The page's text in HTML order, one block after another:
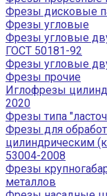
Фрезы дисковые
Фрезы угловые
Фрезы угловые
ГОСТ 50181-92
Фрезы угловые
Фрезы прочие
Иглофрезы
2020
Фрезы типа
Фрезы для
цилиндрическим
53004-2008
Фрезы
металлов